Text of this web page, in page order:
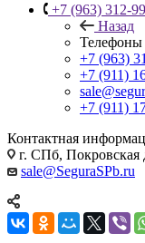
+7 (963) 312-
Назад
Телефоны
+7 (963)
+7 (911)
+7 (911)
Контактная
г. СПб, Покровская
sale@SeguraSPb.ru